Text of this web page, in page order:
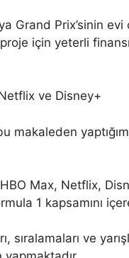
Grand Prix’sinin evi
için yeterli
ve Disney+
makaleden
Max, Netflix,
1 kapsamını
ve